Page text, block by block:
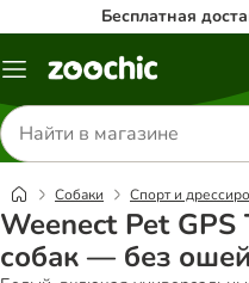
Бесплатная
Каталог
Поиск
товаров
Собаки Спорт и
Weenect Pet GPS
собак — без